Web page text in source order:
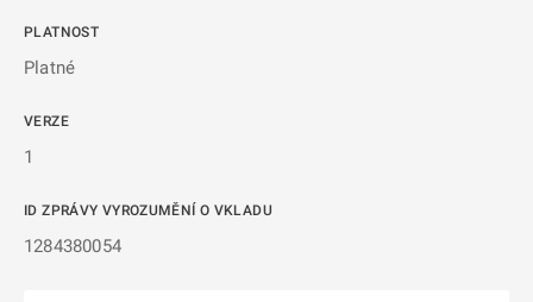
PLATNOST
Platné
VERZE
1
ID ZPRÁVY VYROZUMĚNÍ O VKLADU
1284380054